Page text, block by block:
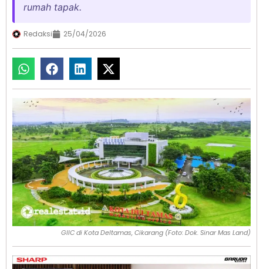
rumah tapak.
Redaksi 25/04/2026
GIIC di Kota Deltamas, Cikarang (Foto: Dok. Sinar Mas Land)